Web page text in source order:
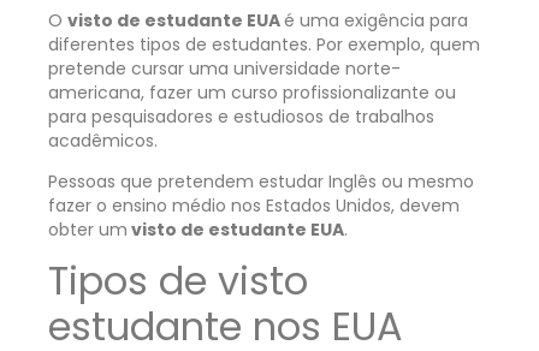
O visto de estudante EUAé uma exigência para
diferentes tipos de estudantes. Por exemplo, quem
pretende cursar uma universidade norte-
americana, fazer um curso profissionalizante ou
para pesquisadores e estudiosos de trabalhos
acadêmicos.
Pessoas que pretendem estudar Inglês ou mesmo
fazer o ensino médio nos Estados Unidos, devem
obter um visto de estudante EUA.
Tipos de visto
estudante nos EUA